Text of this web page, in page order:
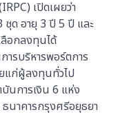
เปิดเผยว่า
ด อายุ 3 ปี 5 ปี และ
อกลงทุนได้
ารบริหารพอร์ตการ
แก่ผู้ลงทุนทั่วไป
นการเงิน 6 แห่ง
นาคารกรุงศรีอยุธยา